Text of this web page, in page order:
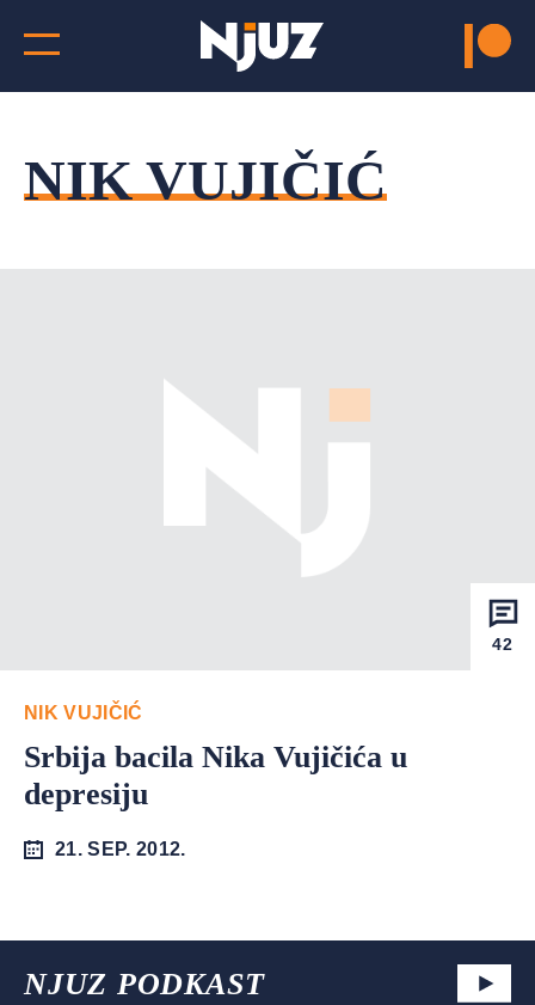
NIK VUJIČIĆ
42
NIK VUJIČIĆ
Srbija bacila Nika Vujičića u
depresiju
21. SEP. 2012.
NJUZ PODKAST